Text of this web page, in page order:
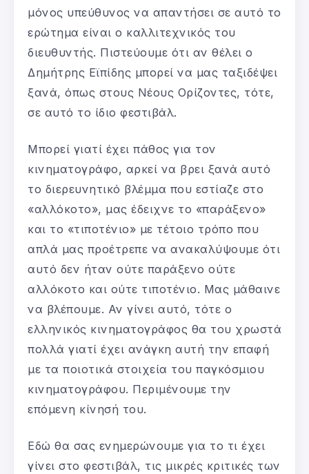
μόνος υπεύθυνος να απαντήσει σε αυτό το
ερώτημα είναι ο καλλιτεχνικός του
διευθυντής. Πιστεύουμε ότι αν θέλει ο
Δημήτρης Εϊπίδης μπορεί να μας ταξιδέψει
ξανά, όπως στους Νέους Ορίζοντες, τότε,
σε αυτό το ίδιο φεστιβάλ.
Μπορεί γιατί έχει πάθος για τον
κινηματογράφο, αρκεί να βρει ξανά αυτό
το διερευνητικό βλέμμα που εστίαζε στο
«αλλόκοτο», μας έδειχνε το «παράξενο»
και το «τιποτένιο» με τέτοιο τρόπο που
απλά μας προέτρεπε να ανακαλύψουμε ότι
αυτό δεν ήταν ούτε παράξενο ούτε
αλλόκοτο και ούτε τιποτένιο. Μας μάθαινε
να βλέπουμε. Αν γίνει αυτό, τότε ο
ελληνικός κινηματογράφος θα του χρωστά
πολλά γιατί έχει ανάγκη αυτή την επαφή
με τα ποιοτικά στοιχεία του παγκόσμιου
κινηματογράφου. Περιμένουμε την
επόμενη κίνησή του.
Εδώ θα σας ενημερώνουμε για το τι έχει
γίνει στο φεστιβάλ, τις μικρές κριτικές των